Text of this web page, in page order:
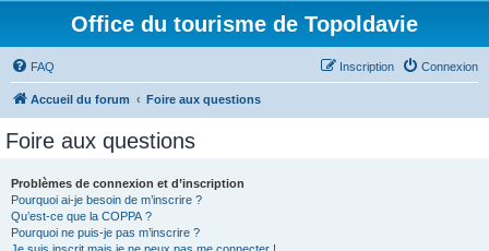
Office du tourisme de Topoldavie
FAQ Connexion
Inscription
Accueil du forum Foire aux questions
Foire aux questions
Problèmes de connexion et d’inscription
Pourquoi ai-je besoin de m’inscrire ?
Qu’est-ce que la COPPA ?
Pourquoi ne puis-je pas m’inscrire ?